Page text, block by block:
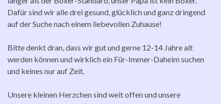
Dafür sind wir alle drei gesund, glücklich und ganz dringend
auf der Suche nach einem liebevollen Zuhause!
Bitte denkt dran, dass wir gut und gerne 12-14 Jahre alt
werden können und wirklich ein Für-Immer-Daheim suchen
und keines nur auf Zeit.
Unsere kleinen Herzchen sind weit offen und unsere